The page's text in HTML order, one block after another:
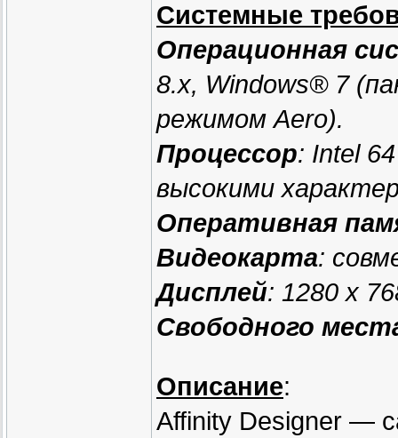
Системные
Операционная
8.x, Windows® 7
режимом Aero).
Процессор: Intel
высокими
Оперативная
Видеокарта:
Дисплей: 1280 x
Свободного
Описание:
Affinity Designer —